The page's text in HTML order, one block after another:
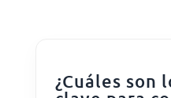
¿Cuáles son